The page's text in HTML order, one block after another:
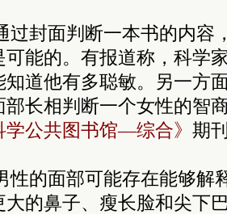
过封面判断一本书的内容
可能的。有报道称，科学
知道他有多聪敏。另一方
部长相判断一个女性的智
学公共图书馆—综合》 期
性的面部可能存在能够解
大的鼻子、瘦长脸和尖下